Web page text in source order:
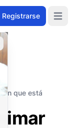
Registrarse
banner
que está